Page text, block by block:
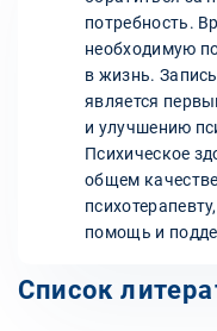
потребность.
необходимую
в жизнь.
является
и улучшению
Психическое
общем
помощь и
Список